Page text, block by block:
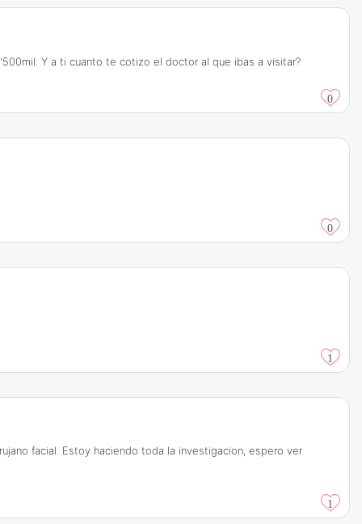
Y a ti cuanto te cotizo el doctor al que ibas a visitar?
0
0
1
facial. Estoy haciendo toda la investigacion, espero ver
1